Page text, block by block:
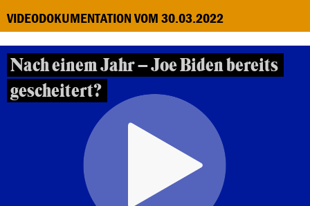
VIDEODOKUMENTATION VOM 30.03.2022
Nach einem Jahr – Joe Biden bereits
gescheitert?